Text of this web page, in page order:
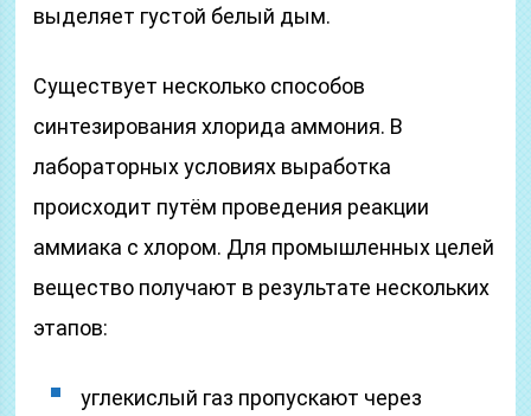
выделяет густой белый дым.
Существует несколько способов
синтезирования хлорида аммония. В
лабораторных условиях выработка
происходит путём проведения реакции
аммиака с хлором. Для промышленных целей
вещество получают в результате нескольких
этапов:
углекислый газ пропускают через